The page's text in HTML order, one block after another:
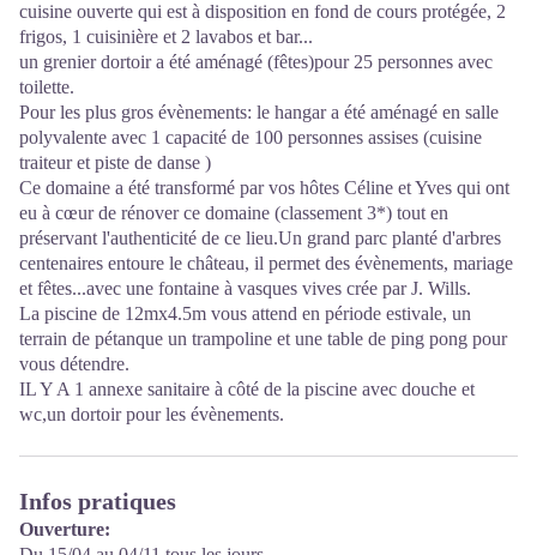
cuisine ouverte qui est à disposition en fond de cours protégée, 2
frigos, 1 cuisinière et 2 lavabos et bar...
un grenier dortoir a été aménagé (fêtes)pour 25 personnes avec
toilette.
Pour les plus gros évènements: le hangar a été aménagé en salle
polyvalente avec 1 capacité de 100 personnes assises (cuisine
traiteur et piste de danse )
Ce domaine a été transformé par vos hôtes Céline et Yves qui ont
eu à cœur de rénover ce domaine (classement 3*) tout en
préservant l'authenticité de ce lieu.Un grand parc planté d'arbres
centenaires entoure le château, il permet des évènements, mariage
et fêtes...avec une fontaine à vasques vives crée par J. Wills.
La piscine de 12mx4.5m vous attend en période estivale, un
terrain de pétanque un trampoline et une table de ping pong pour
vous détendre.
IL Y A 1 annexe sanitaire à côté de la piscine avec douche et
wc,un dortoir pour les évènements.
Infos pratiques
Ouverture: